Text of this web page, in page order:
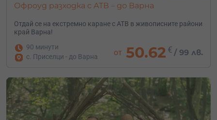
Офроуд разходка с АТВ – до Варна
Отдай се на екстремно каране с АТВ в живописните райони
край Варна!
90 минути
с. Приселци - до Варна
от 50.62 € /99 лв.